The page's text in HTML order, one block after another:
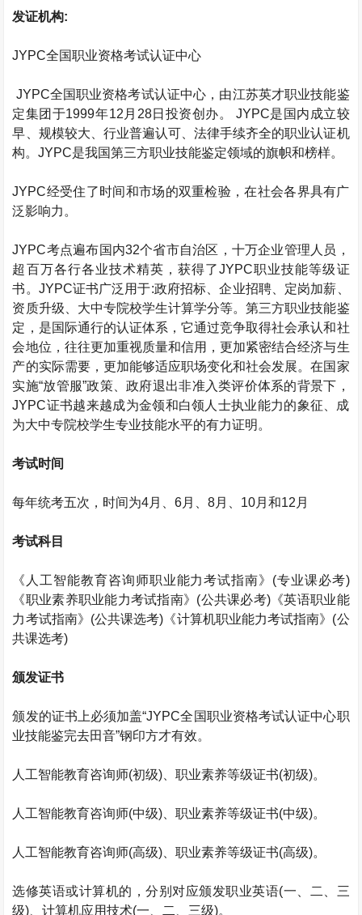
发证机构:
JYPC全国职业资格考试认证中心
JYPC全国职业资格考试认证中心，由江苏英才职业技能鉴
定集团于1999年12 月 28日投资创办。 JYPC是国内成立较
早、规模较大、行业普遍认可、法律手续齐全的职业认证机
构。JYPC是我国第三方职业技能鉴定领域的旗帜和榜样。
JYPC经受住了时间和市场的双重检验，在社会各界具有广
泛影响力。
JYPC考点遍布国内32个省市自治区，十万企业管理人员，
超百万各行各业技术精英，获得了JYPC职业技能等级证
书。 JYPC证书广泛用于:政府招标、企业招聘、定岗加薪、
资质升级、大中专院校学生计算学分等。第三方职业技能鉴
定，是国际通行的认证体系，它通过竞争取得社会承认和社
会地位，往往更加重视质量和信用，更加紧密结合经济与生
产的实际需要，更加能够适应职场变化和社会发展。在国家
实施“放管服”政策、政府退出非准入类评价体系的背景下，
JYPC证书越来越成为金领和白领人士执业能力的象征、成
为大中专院校学生专业技能水平的有力证明。
考试时间
每年统考五次，时间为4月、6月、8月、 10月和12 月
考试科目
《人工智能教育咨询师职业能力考试指南》 (专业课必考)
《职业素养职业能力考试指南》 (公共课必考)《英语职业能
力考试指南》 (公共课选考) 《计算机职业能力考试指南》 (公
共课选考)
颁发证书
颁发的证书上必须加盖“JYPC全国职业资格考试认证中心职
业技能鉴完去田音”钢印方才有效。
人工智能教育咨询师(初级) 、职业素养等级证书(初级)。
人工智能教育咨询师(中级) 、职业素养等级证书(中级)。
人工智能教育咨询师(高级) 、职业素养等级证书(高级)。
选修英语或计算机的，分别对应颁发职业英语(一、二、三
级) 、计算机应用技术(一、二、三级)。